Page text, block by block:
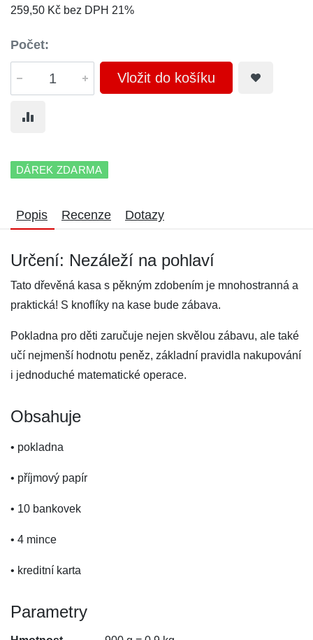
259,50 Kč bez DPH 21%
Počet:
Vložit do košíku
DÁREK ZDARMA
Popis Recenze Dotazy
Určení: Nezáleží na pohlaví
Tato dřevěná kasa s pěkným zdobením je mnohostranná a
praktická! S knoflíky na kase bude zábava.
Pokladna pro děti zaručuje nejen skvělou zábavu, ale také
učí nejmenší hodnotu peněz, základní pravidla nakupování
i jednoduché matematické operace.
Obsahuje
• pokladna
• příjmový papír
• 10 bankovek
• 4 mince
• kreditní karta
Parametry